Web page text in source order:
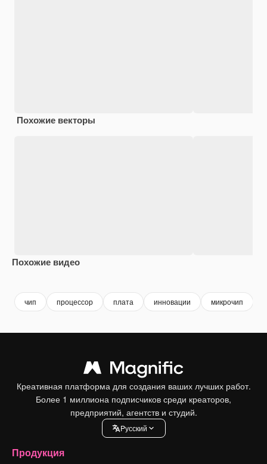
Похожие векторы
Похожие видео
чип процессор плата инновации микрочип
Креативная платформа для создания ваших лучших работ.
Более 1 миллиона подписчиков среди креаторов,
предприятий, агентств и студий.
Pусский
Продукция